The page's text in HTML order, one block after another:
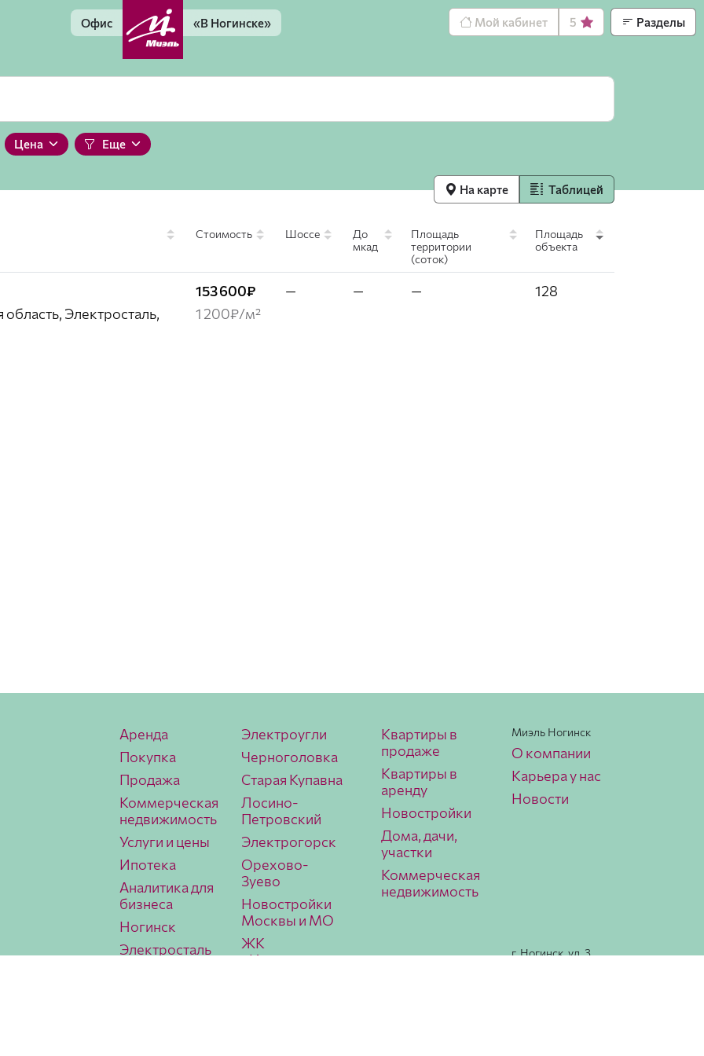
Мой кабинет 5 Разделы
Офис «В Ногинске»
Цена Еще
На карте Таблицей
Стоимость Шоссе
До
мкад
Площадь
территории
(соток)
Площадь
объекта
Электросталь,
153 600₽
1 200₽/м²
— — — 128
Аренда
Покупка
Продажа
Коммерческая
недвижимость
Услуги и цены
Ипотека
Аналитика для
бизнеса
Ногинск
Электросталь
Электроугли
Черноголовка
Старая Купавна
Лосино-
Петровский
Электрогорск
Орехово-
Зуево
Новостройки
Москвы и МО
ЖК
«Истомкино
Квартиры в
продаже
Квартиры в
аренду
Новостройки
Дома, дачи,
участки
Коммерческая
недвижимость
Миэль Ногинск
О компании
Карьера у нас
Новости
г. Ногинск, ул. 3